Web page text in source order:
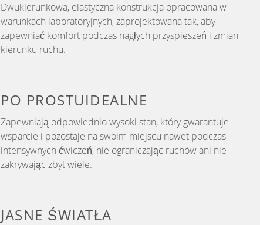
Dwukierunkowa, elastyczna konstrukcja opracowana w
warunkach laboratoryjnych, zaprojektowana tak, aby
zapewniać komfort podczas nagłych przyspieszeń i zmian
kierunku ruchu.
PO PROSTUIDEALNE
Zapewniają odpowiednio wysoki stan, który gwarantuje
wsparcie i pozostaje na swoim miejscu nawet podczas
intensywnych ćwiczeń, nie ograniczając ruchów ani nie
zakrywając zbyt wiele.
JASNE ŚWIATŁA